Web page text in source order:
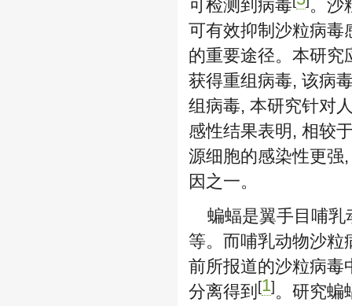
可检测到病毒
。沙
可有效抑制沙粒病毒
的重要途径。本研究
获得重组病毒, 该病
组病毒, 本研究针对
感性结果表明, 相较
源细胞的感染性更强
因之一。
蝙蝠是翼手目哺
等。而哺乳动物沙粒
前所报道的沙粒病毒
分离得到 [1]。研究蝙